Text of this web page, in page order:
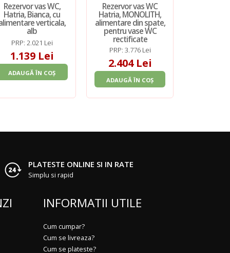
Rezervor vas WC,
Hatria, Bianca, cu
verticala,
alb
PRP: 2.021 Lei
1.139 Lei
ADAUGĂ ÎN COȘ
Rezervor vas WC
Hatria, MONOLITH,
alimentare din spate,
pentru vase WC
rectificate
PRP: 3.776 Lei
2.404 Lei
ADAUGĂ ÎN COȘ
PLATESTE ONLINE SI IN RATE
Simplu si rapid
INFORMATII UTILE
Cum cumpar?
Cum se livreaza?
Cum se plateste?